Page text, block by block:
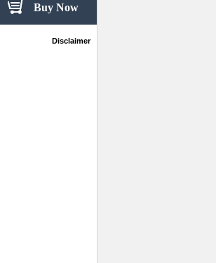
Buy Now
Disclaimer